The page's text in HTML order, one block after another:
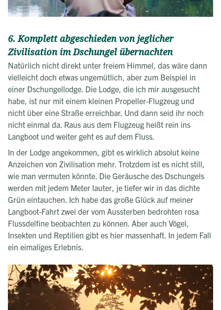
6. Komplett abgeschieden von jeglicher
Zivilisation im Dschungel übernachten
Natürlich nicht direkt unter freiem Himmel, das wäre dann
vielleicht doch etwas ungemütlich, aber zum Beispiel in
einer Dschungellodge. Die Lodge, die ich mir ausgesucht
habe, ist nur mit einem kleinen Propeller-Flugzeug und
nicht über eine Straße erreichbar. Und dann seid ihr noch
nicht einmal da. Raus aus dem Flugzeug heißt rein ins
Langboot und weiter geht es auf dem Fluss.
In der Lodge angekommen, gibt es wirklich absolut keine
Anzeichen von Zivilisation mehr. Trotzdem ist es nicht still,
wie man vermuten könnte. Die Geräusche des Dschungels
werden mit jedem Meter lauter, je tiefer wir in das dichte
Grün eintauchen. Ich habe das große Glück auf meiner
Langboot-Fahrt zwei der vom Aussterben bedrohten rosa
Flussdelfine beobachten zu können. Aber auch Vögel,
Insekten und Reptilien gibt es hier massenhaft. In jedem Fall
ein eimaliges Erlebnis.